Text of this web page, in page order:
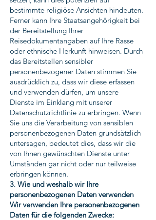
bestimmte religiöse Ansichten hindeuten.
Ferner kann Ihre Staatsangehörigkeit bei
der Bereitstellung Ihrer
Reisedokumentangaben auf Ihre Rasse
oder ethnische Herkunft hinweisen. Durch
das Bereitstellen sensibler
personenbezogener Daten stimmen Sie
ausdrücklich zu, dass wir diese erfassen
und verwenden dürfen, um unsere
Dienste im Einklang mit unserer
Datenschutzrichtlinie zu erbringen. Wenn
Sie uns die Verarbeitung von sensiblen
personenbezogenen Daten grundsätzlich
untersagen, bedeutet dies, dass wir die
von Ihnen gewünschten Dienste unter
Umständen gar nicht oder nur teilweise
erbringen können.
3. Wie und weshalb wir Ihre
personenbezogenen Daten verwenden
Wir verwenden Ihre personenbezogenen
Daten für die folgenden Zwecke: